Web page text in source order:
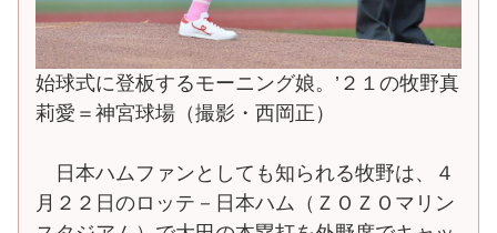
始球式に登板するモーニング娘。’２１の牧野真
莉愛＝神宮球場（撮影・西岡正）
日本ハムファンとしても知られる牧野は、４
月２２日のロッテ－日本ハム（ＺＯＺＯマリン